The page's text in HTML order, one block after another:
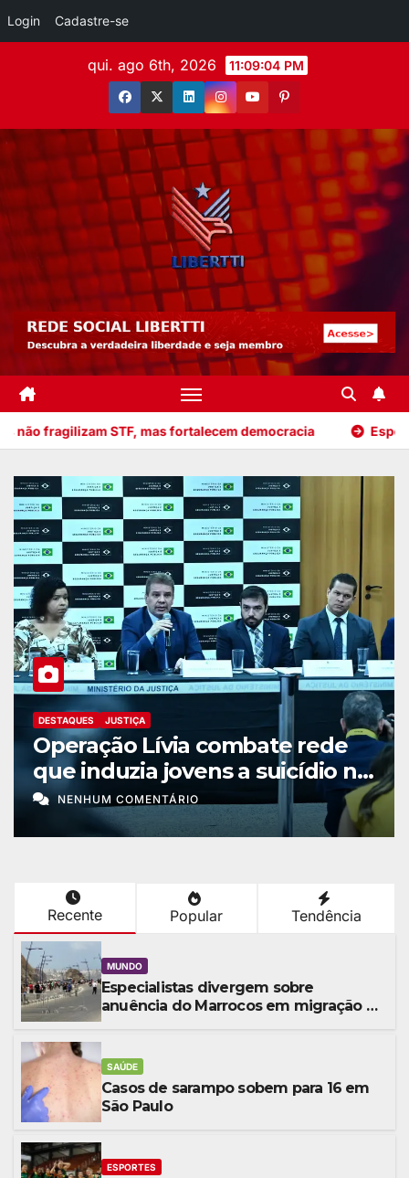
Login Cadastre-se
qui. ago 6th, 2026 11:09:06 PM
democracia Especialistas divergem sobre
DESTAQUES JUSTIÇA
Operação Lívia combate rede
que induzia jovens a suicídio na
internet
NENHUM COMENTÁRIO
Recente Popular Tendência
MUNDO
Especialistas divergem sobre
anuência do Marrocos em migração a
SAÚDE
Casos de sarampo sobem para 16 em
São Paulo
ESPORTES